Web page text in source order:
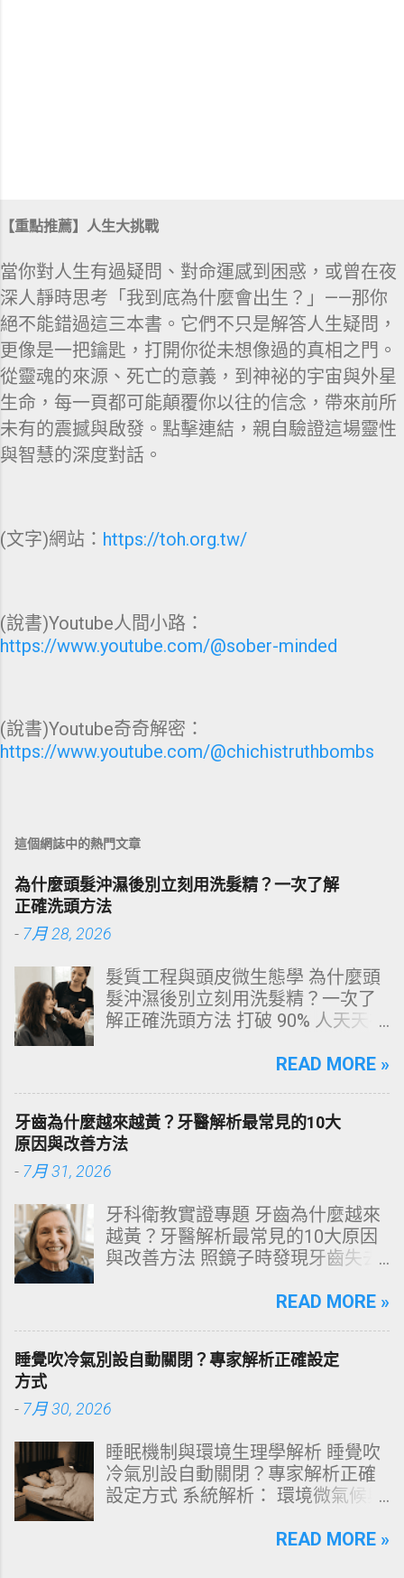
【重點推薦】人生大挑戰
當你對人生有過疑問、對命運感到困惑，或曾在夜
深人靜時思考「我到底為什麼會出生？」——那你
絕不能錯過這三本書。它們不只是解答人生疑問，
更像是一把鑰匙，打開你從未想像過的真相之門。
從靈魂的來源、死亡的意義，到神祕的宇宙與外星
生命，每一頁都可能顛覆你以往的信念，帶來前所
未有的震撼與啟發。點擊連結，親自驗證這場靈性
與智慧的深度對話。
(文字)網站： https://toh.org.tw/
(說書)Youtube人間小路：
https://www.youtube.com/@sober-minded
(說書)Youtube奇奇解密：
https://www.youtube.com/@chichistruthbombs
這個網誌中的熱門文章
為什麼頭髮沖濕後別立刻用洗髮精？一次了解
正確洗頭方法
- 7月 28, 2026
髮質工程與頭皮微生態學 為什麼頭
髮沖濕後別立刻用洗髮精？一次了
解正確洗頭方法 打破 90% 人天天在
構化思維，拆解頭皮清潔的物理與
康髮質。 💡 理性思維考題：你是否
天天洗頭，頭皮卻依然半天就出
油、發癢，甚至掉髮嚴重？ 絕大多
數人的頭皮問題，並不是洗髮精買
了」。當你蓮蓬頭剛淋濕頭髮，下
一秒就把濃縮洗髮精直接抹在頭皮
上時，你已經親手觸發了一連串破
過嚴密的邏輯分析，為你解構正確
快速導覽目錄 一、 盲點剖析：沖濕
立刻塗洗髮精，為何是毀髮災難？
Wash）」的物理學與生物學底層邏
「雙重洗髮黃金公式」 四、 全流程
對比：正確洗頭與錯誤習慣的系統
差異 五、 破除迷思：7 個被誤傳已
測：建構個人化高效護髮工作流
READ MORE »
牙齒為什麼越來越黃？牙醫解析最常見的10大
原因與改善方法
- 7月 31, 2026
牙科衛教實證專題 牙齒為什麼越來
越黃？牙醫解析最常見的10大原因
與改善方法 照鏡子時發現牙齒失去
文由專業牙科思維出發，深度剖析
源性染色成因，並提供精準有效的
改善與美白對策。 📋 文章快速導覽
琺瑯質與象牙質 二、 牙齒變黃的10
源性變色的自我檢視 四、 5大專業
牙醫美白療程評估與比較 五、 避坑
指南：破除3大網路美白偏方迷思
理策略 一、 牙齒顏色的生物學本
READ MORE »
睡覺吹冷氣別設自動關閉？專家解析正確設定
方式
- 7月 30, 2026
睡眠機制與環境生理學解析 睡覺吹
冷氣別設自動關閉？專家解析正確
設定方式 系統解析： 環境微氣候與
鐘 深夜三點突然醒來、渾身大汗，
READ MORE »